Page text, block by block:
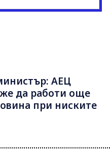
АЕЦ
да работи още
при ниските